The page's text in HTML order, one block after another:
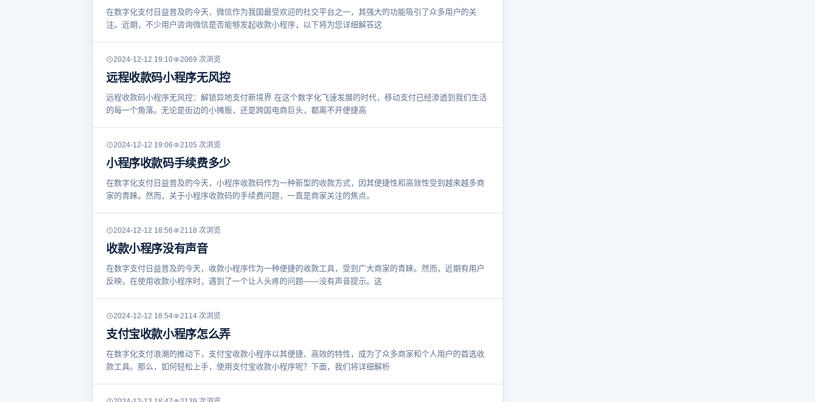
在数字化支付日益普及的今天，微信作为我国最受欢迎的社交平台之一，其强大的功能吸引了众多用户的关
注。近期，不少用户咨询微信是否能够发起收款小程序，以下将为您详细解答这
2024-12-12 19:10 2069 次浏览
远程收款码小程序无风控
远程收款码小程序无风控：解锁异地支付新境界 在这个数字化飞速发展的时代，移动支付已经渗透到我们生活
的每一个角落。无论是街边的小摊贩，还是跨国电商巨头，都离不开便捷高
2024-12-12 19:06 2105 次浏览
小程序收款码手续费多少
在数字化支付日益普及的今天，小程序收款码作为一种新型的收款方式，因其便捷性和高效性受到越来越多商
家的青睐。然而，关于小程序收款码的手续费问题，一直是商家关注的焦点。
2024-12-12 18:56 2118 次浏览
收款小程序没有声音
在数字支付日益普及的今天，收款小程序作为一种便捷的收款工具，受到广大商家的青睐。然而，近期有用户
反映，在使用收款小程序时，遇到了一个让人头疼的问题——没有声音提示。这
2024-12-12 18:54 2114 次浏览
支付宝收款小程序怎么弄
在数字化支付浪潮的推动下，支付宝收款小程序以其便捷、高效的特性，成为了众多商家和个人用户的首选收
款工具。那么，如何轻松上手，使用支付宝收款小程序呢？下面，我们将详细解析